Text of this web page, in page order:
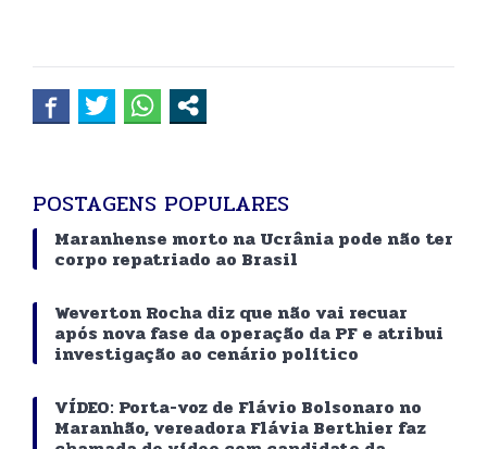
POSTAGENS POPULARES
Maranhense morto na Ucrânia pode não ter
corpo repatriado ao Brasil
Weverton Rocha diz que não vai recuar
após nova fase da operação da PF e atribui
investigação ao cenário político
VÍDEO: Porta-voz de Flávio Bolsonaro no
Maranhão, vereadora Flávia Berthier faz